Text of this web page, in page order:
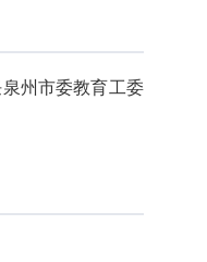
州市委教育工委